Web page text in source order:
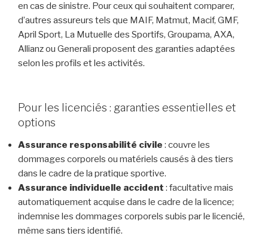
en cas de sinistre. Pour ceux qui souhaitent comparer,
d’autres assureurs tels que MAIF, Matmut, Macif, GMF,
April Sport, La Mutuelle des Sportifs, Groupama, AXA,
Allianz ou Generali proposent des garanties adaptées
selon les profils et les activités.
Pour les licenciés : garanties essentielles et
options
Assurance responsabilité civile : couvre les
dommages corporels ou matériels causés à des tiers
dans le cadre de la pratique sportive.
Assurance individuelle accident : facultative mais
automatiquement acquise dans le cadre de la licence;
indemnise les dommages corporels subis par le licencié,
même sans tiers identifié.